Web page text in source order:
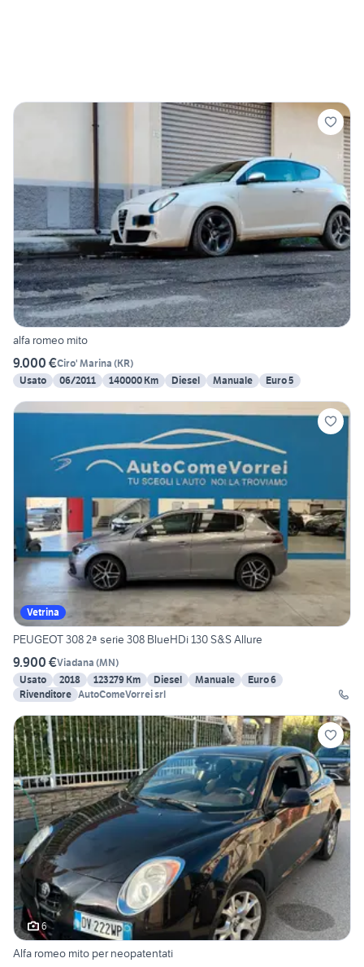
alfa romeo mito
9.000 €Ciro' Marina (KR)
Usato
06/2011 140000 Km Diesel Manuale Euro 5
Vetrina
PEUGEOT 308 2ª serie 308 BlueHDi 130 S&S Allure
9.900 €Viadana (MN)
Usato
2018 123279 Km Diesel Manuale
Euro 6
Rivenditore AutoComeVorrei srl
6
Alfa romeo mito per neopatentati